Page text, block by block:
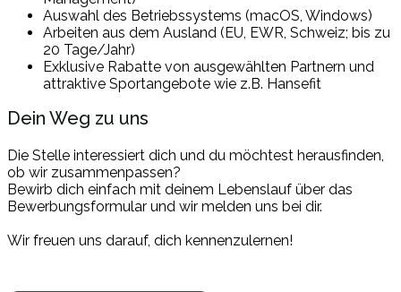
Auswahl des Betriebssystems (macOS, Windows)
Arbeiten aus dem Ausland (EU, EWR, Schweiz; bis zu
20 Tage/Jahr)
Exklusive Rabatte von ausgewählten Partnern und
attraktive Sportangebote wie z.B. Hansefit
Dein Weg zu uns
Die Stelle interessiert dich und du möchtest herausfinden,
ob wir zusammenpassen?
Bewirb dich einfach mit deinem Lebenslauf über das
Bewerbungsformular und wir melden uns bei dir.
Wir freuen uns darauf, dich kennenzulernen!